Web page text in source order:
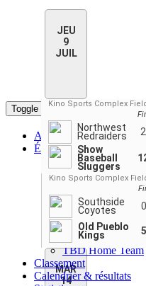
JEU
9
JUIL
Kino Sports Complex
Northwest
Redraiders
2
Show
Baseball
Sluggers
Kino Sports Complex
Southside
Coyotes
0
Old Pueblo
Kings 5
MAR
14
Toggle navigation
Accueil
Équipes
All Star Home
All Star Visiting
Northwest
Old Pueblo Kings
Show Baseball
Southside Coyotes
TBD Away Team
TBD Home Team
Classement
Calendrier & résultats